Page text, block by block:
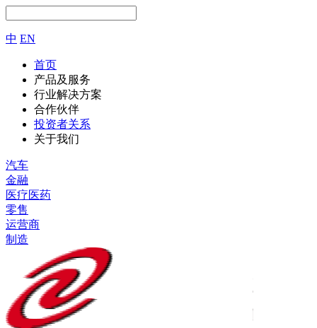
中 EN
首页
产品及服务
行业解决方案
合作伙伴
投资者关系
关于我们
汽车
金融
医疗医药
零售
运营商
制造